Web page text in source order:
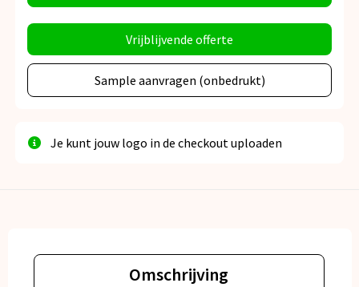
Vrijblijvende offerte
Sample aanvragen (onbedrukt)
Je kunt jouw logo in de checkout uploaden
Omschrijving